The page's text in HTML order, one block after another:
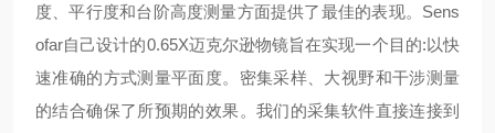
度、平行度和台阶高度测量方面提供了最佳的表现。Sens
ofar自己设计的0.65X迈克尔逊物镜旨在实现一个目的:以快
速准确的方式测量平面度。密集采样、大视野和干涉测量
的结合确保了所预期的效果。我们的采集软件直接连接到